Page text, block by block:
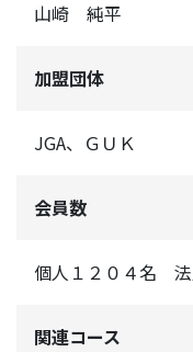
山崎 純平
加盟団体
JGA、ＧＵＫ
会員数
個人１２０４名
関連コース